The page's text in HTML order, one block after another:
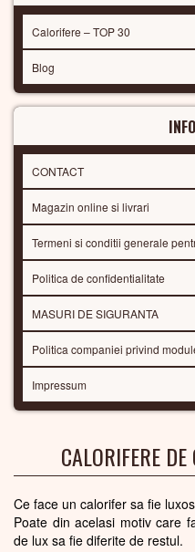
Calorifere – TOP 30
Blog
CONTACT
Magazin online si livrari
Termeni si conditii generale
Politica de confidentialitate
MASURI DE SIGURANTA
Politica companiei privind
Impressum
CALORIFERE
Ce face un calorifer sa fie
Poate din acelasi motiv care
de lux sa fie diferite de restul.